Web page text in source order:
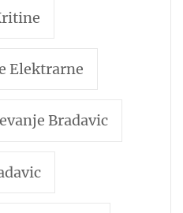
Elektrarne
Bradavic